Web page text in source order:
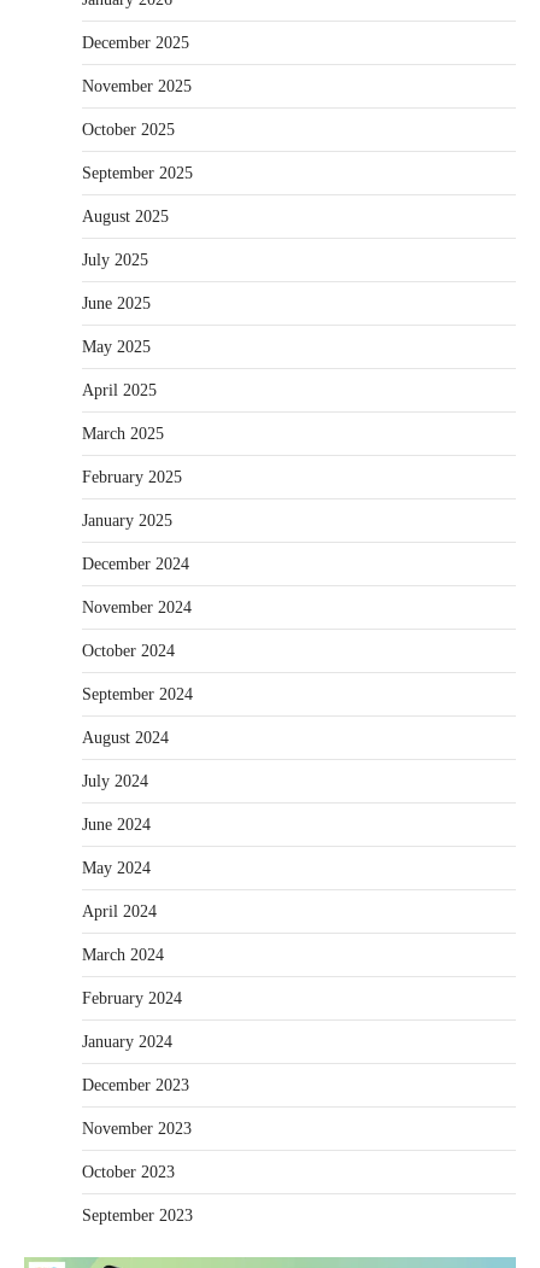
December 2025
November 2025
October 2025
September 2025
August 2025
July 2025
June 2025
May 2025
April 2025
March 2025
February 2025
January 2025
December 2024
November 2024
October 2024
September 2024
August 2024
July 2024
June 2024
May 2024
April 2024
March 2024
February 2024
January 2024
December 2023
November 2023
October 2023
September 2023